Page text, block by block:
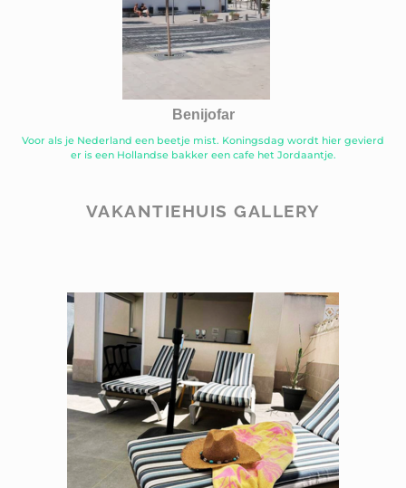
Benijofar
Voor als je Nederland een beetje mist. Koningsdag wordt hier gevierd
er is een Hollandse bakker een cafe het Jordaantje.
VAKANTIEHUIS GALLERY